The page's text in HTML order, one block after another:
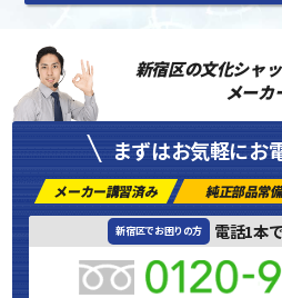
新宿区の文化シャ
メーカ
まずはお気軽にお
メーカー講習済み 純正部品常
新宿区でお困りの方 電話1本